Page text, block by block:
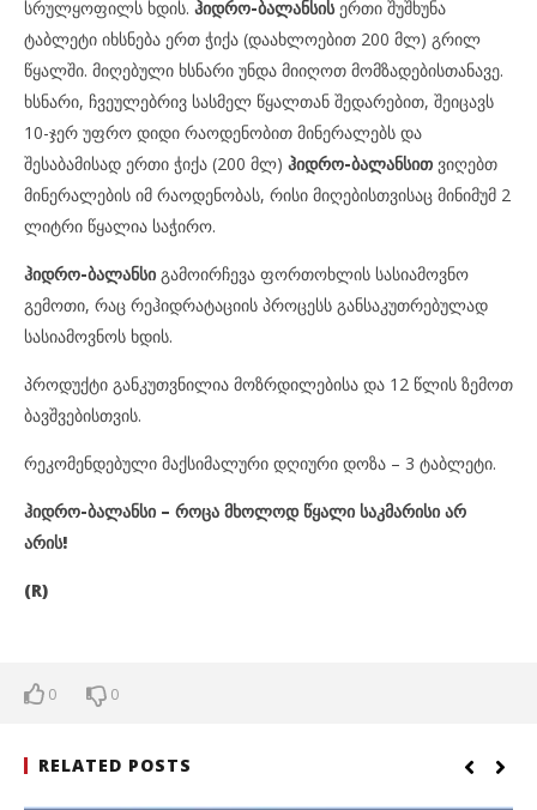
სრულყოფილს ხდის. ჰიდრო-ბალანსისერთი შუშხუნა
ტაბლეტი იხსნება ერთ ჭიქა (დაახლოებით 200 მლ) გრილ
წყალში. მიღებული ხსნარი უნდა მიიღოთ მომზადებისთანავე.
ხსნარი, ჩვეულებრივ სასმელ წყალთან შედარებით, შეიცავს
10-ჯერ უფრო დიდი რაოდენობით მინერალებს და
შესაბამისად ერთი ჭიქა (200 მლ) ჰიდრო-ბალანსით ვიღებთ
მინერალების იმ რაოდენობას, რისი მიღებისთვისაც მინიმუმ 2
ლიტრი წყალია საჭირო.
ჰიდრო-ბალანსი გამოირჩევა ფორთოხლის სასიამოვნო
გემოთი, რაც რეჰიდრატაციის პროცესს განსაკუთრებულად
სასიამოვნოს ხდის.
პროდუქტი განკუთვნილია მოზრდილებისა და 12 წლის ზემოთ
ბავშვებისთვის.
რეკომენდებული მაქსიმალური დღიური დოზა – 3 ტაბლეტი.
ჰიდრო-ბალანსი – როცა მხოლოდ წყალი საკმარისი არ
არის!
(R)
0 0
RELATED POSTS